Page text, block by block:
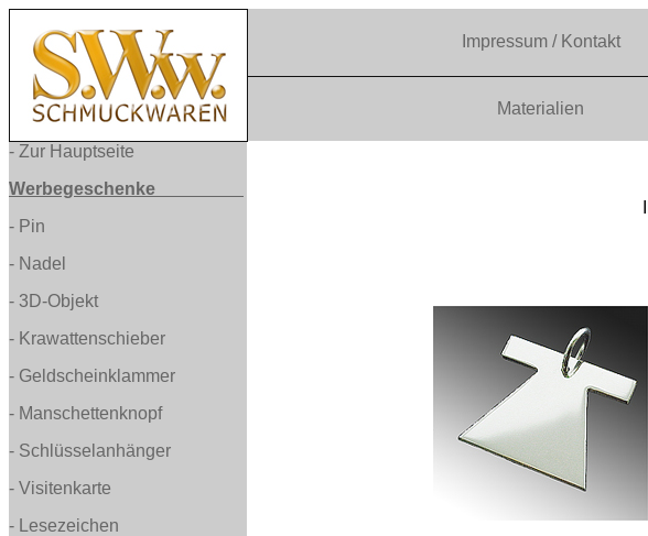
Impressum / Kontakt
Materialien
- Zur Hauptseite
Werbegeschenke
- Pin
- Nadel
- 3D-Objekt
- Krawattenschieber
- Geldscheinklammer
- Manschettenknopf
- Schlüsselanhänger
- Visitenkarte
-
Lesezeichen